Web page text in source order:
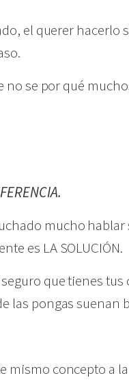
el querer
no se por qué
mucho
es LA SOLUCIÓN.
que tienes
las pongas suenan
mismo concepto a